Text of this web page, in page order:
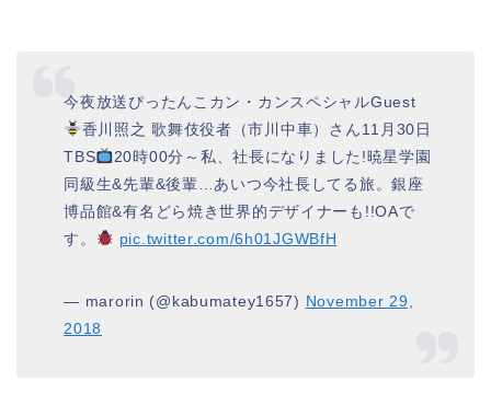
今夜放送ぴったんこカン・カンスペシャルGuest
香川照之 歌舞伎役者（市川中車）さん11月30日
TBS
20時00分～私、社長になりました!暁星学園
同級生&先輩&後輩…あいつ今社長してる旅。銀座
博品館&有名どら焼き世界的デザイナーも!!OAで
す。
pic.twitter.com/6h01JGWBfH
— marorin (@kabumatey1657) November 29,
2018